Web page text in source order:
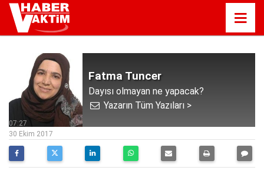
Fatma Tuncer
Dayısı olmayan ne yapacak?
Yazarın Tüm Yazıları >
07:27
30 Ekim 2017